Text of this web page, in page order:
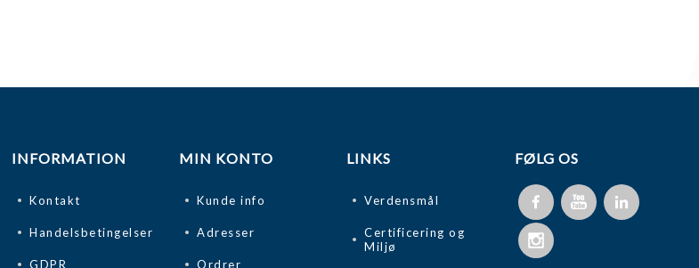
INFORMATION
Kontakt
Handelsbetingelser
GDPR
MIN KONTO
Kunde info
Adresser
Ordrer
LINKS
Verdensmål
Certificering og
Miljø
FØLG OS